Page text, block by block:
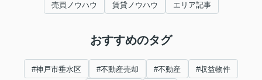
売買ノウハウ 賃貸ノウハウ エリア記事
おすすめのタグ
#神戸市垂水区 #不動産売却 #不動産 #収益物件